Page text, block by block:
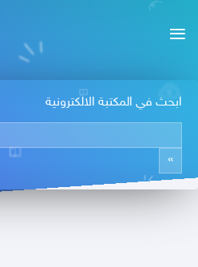
ابحث في المكتبة الالكترونية